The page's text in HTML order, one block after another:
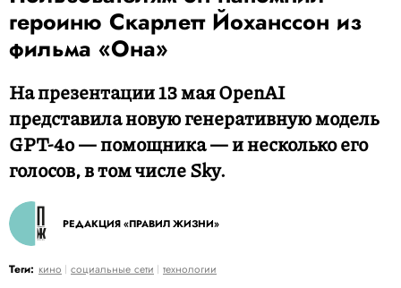
героиню Скарлетт Йоханссон из
фильма «Она»
На презентации 13 мая OpenAI
представила новую генеративную модель
GPT-4o — помощника — и несколько его
голосов, в том числе Sky.
РЕДАКЦИЯ «ПРАВИЛ ЖИЗНИ»
Теги: кино социальные сети технологии